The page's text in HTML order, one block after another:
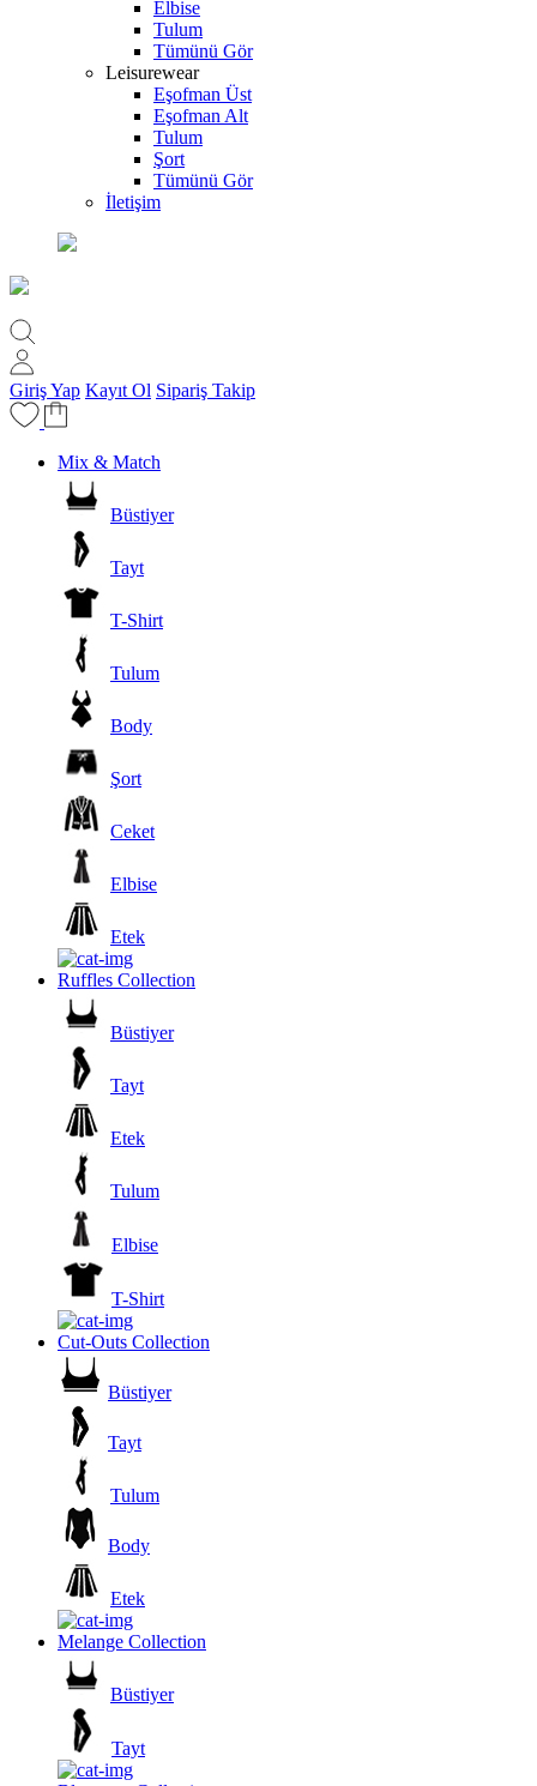
Elbise
Tulum
Tümünü Gör
Leisurewear
Eşofman Üst
Eşofman Alt
Tulum
Şort
Tümünü Gör
İletişim
Giriş Yap Kayıt Ol Sipariş Takip
Mix & Match
Büstiyer
Tayt
T-Shirt
Tulum
Body
Şort
Ceket
Elbise
Etek
Ruffles Collection
Büstiyer
Tayt
Etek
Tulum
Elbise
T-Shirt
Cut-Outs Collection
Büstiyer
Tayt
Tulum
Body
Etek
Melange Collection
Büstiyer
Tayt